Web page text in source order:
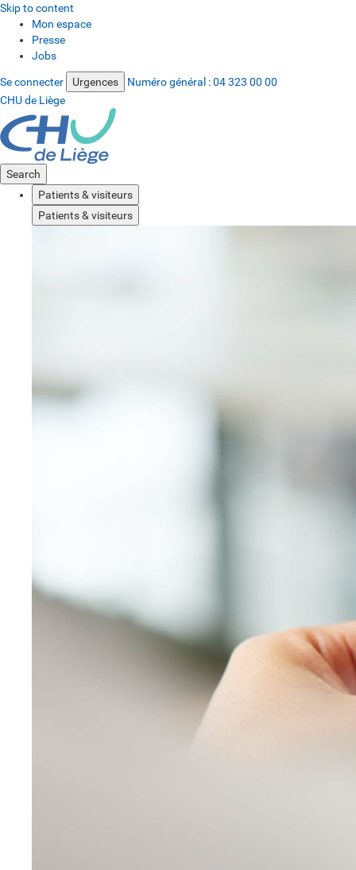
Skip to content
Mon espace
Presse
Jobs
Se connecter Urgences Numéro général :04 323 00 00
CHU de Liège
Search
Patients & visiteurs
Patients & visiteurs